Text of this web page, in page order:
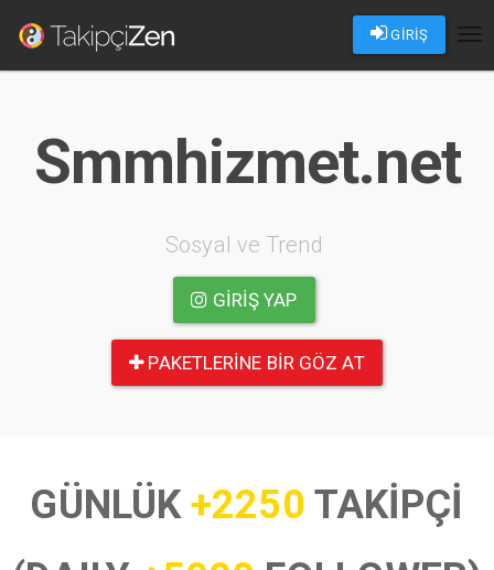
GİRİŞ
Smmhizmet.net
Sosyal ve Trend
GIRIŞ YAP
PAKETLERINE BIR GÖZ AT
GÜNLÜK+2250 TAKİPÇİ